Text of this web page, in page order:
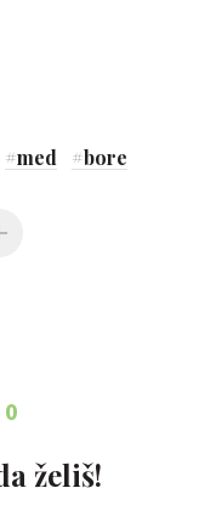
#med #bore
0
želiš!